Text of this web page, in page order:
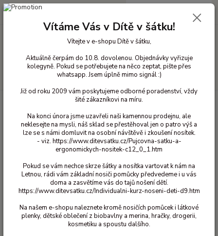
+420 603 818 836
0 Kč
Hračky a výukové pomůcky Plan Toys
Plan Toys - Závodník kuřátko
Ohodnotit produkt
Vítáme Vás v Dítě v šátku!
Vítejte v e-shopu Dítě v šátku,
Aktuálně čerpám do 10.8. dovolenou. Objednávky vyřizuje
kolegyně. Pokud se potřebujete na něco zeptat, pište přes
whatsapp. Jsem úplně mimo signál :)
Již od roku 2009 vám poskytujeme odborné poradenství, vždy
šité zákazníkovi na míru.
Na konci února jsme uzavřeli naši kamennou prodejnu, ale
neklesejte na mysli, náš sklad se přestěhoval jen o patro výš a
lze se s námi domluvit na osobní návštěvě i zkoušení nosítek.
- viz. https://www.ditevsatku.cz/Pujcovna-satku-a-
ergonomickych-nositek-c12_0_1.htm
Pokud se vám nechce skrze šátky a nosítka vartovat k nám na
Letnou, rádi vám základní nosiči pomůcky předvedeme i u vás
doma a zasvětíme vás do tajů nošení dětí.
https://www.ditevsatku.cz/Individualni-kurz-noseni-deti-d9.htm
Na našem e-shopu naleznete kromě nosičích pomůcek i látkové
plenky, dětské oblečení z biobavlny a merina, hračky, drogerii,
kosmetiku a spoustu dalšího.